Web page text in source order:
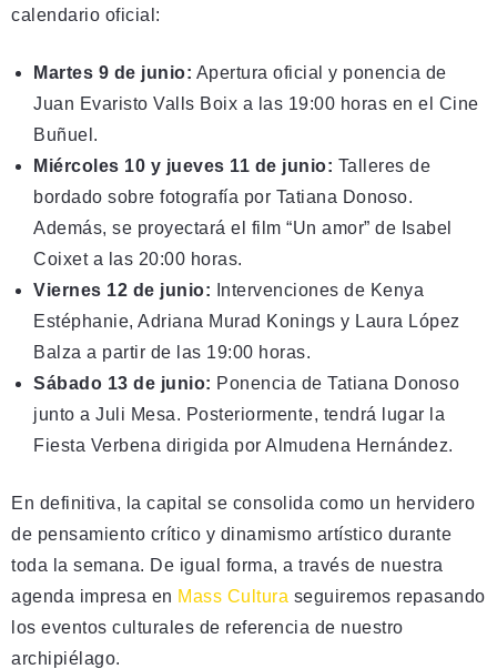
calendario oficial:
Martes 9 de junio: Apertura oficial y ponencia de
Juan Evaristo Valls Boix a las 19:00 horas en el Cine
Buñuel.
Miércoles 10 y jueves 11 de junio: Talleres de
bordado sobre fotografía por Tatiana Donoso.
Además, se proyectará el film “Un amor” de Isabel
Coixet a las 20:00 horas.
Viernes 12 de junio: Intervenciones de Kenya
Estéphanie, Adriana Murad Konings y Laura López
Balza a partir de las 19:00 horas.
Sábado 13 de junio: Ponencia de Tatiana Donoso
junto a Juli Mesa. Posteriormente, tendrá lugar la
Fiesta Verbena dirigida por Almudena Hernández.
En definitiva, la capital se consolida como un hervidero
de pensamiento crítico y dinamismo artístico durante
toda la semana. De igual forma, a través de nuestra
agenda impresa en Mass Cultura seguiremos repasando
los eventos culturales de referencia de nuestro
archipiélago.